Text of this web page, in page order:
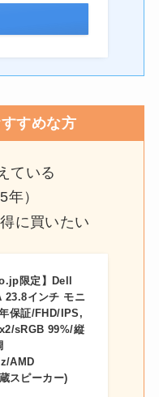
すめな方
ている
）
に買いたい
限定】Dell
23.8インチ モニ
保証/FHD/IPS,
sRGB 99%/縦
AMD
スピーカー)